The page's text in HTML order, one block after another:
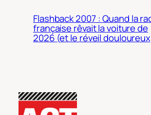
Flashback 2007 : Quand la
française rêvait la voiture de
2026 (et le réveil